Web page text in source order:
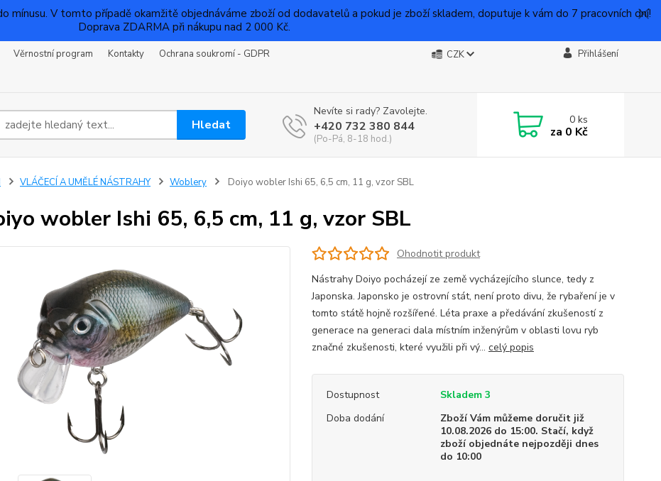
mínusu. V tomto případě okamžitě objednáváme zboží od dodavatelů a pokud je zboží skladem, doputuje k vám do 7 pracovních dní!
Doprava ZDARMA při nákupu nad 2 000 Kč.
Věrnostní program Kontakty
Ochrana soukromí - GDPR
CZK Přihlášení
Hledat
Nevíte si rady? Zavolejte.
+420 732 380 844
(Po-Pá, 8-18 hod.)
0ks
za 0 Kč
VLÁČECÍ A UMĚLÉ NÁSTRAHY Woblery Doiyo wobler Ishi 65, 6,5 cm, 11 g, vzor SBL
wobler Ishi 65, 6,5 cm, 11 g, vzor SBL
Ohodnotit produkt
Nástrahy Doiyo pocházejí ze země vycházejícího slunce, tedy z
Japonska. Japonsko je ostrovní stát, není proto divu, že rybaření je v
tomto státě hojně rozšířené. Léta praxe a předávání zkušeností z
generace na generaci dala místním inženýrům v oblasti lovu ryb
značné zkušenosti, které využili při vý... celý popis
Dostupnost
Skladem 3
Doba dodání
Zboží Vám můžeme doručit již
10.08.2026 do 15:00. Stačí, když
zboží objednáte nejpozději dnes
do 10:00